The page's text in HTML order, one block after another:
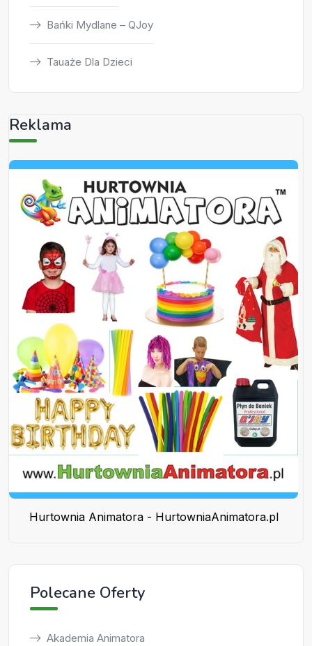
Bańki Mydlane – QJoy
Tauaże Dla Dzieci
Reklama
Hurtownia Animatora - HurtowniaAnimatora.pl
Polecane Oferty
Akademia Animatora